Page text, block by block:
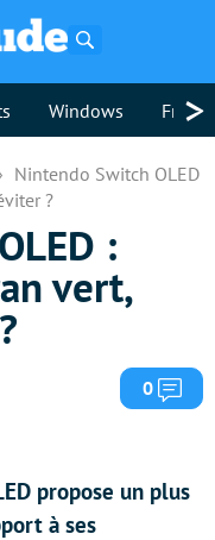
Windows >
Nintendo Switch OLED
?
:
vert,
0
propose un plus
à ses